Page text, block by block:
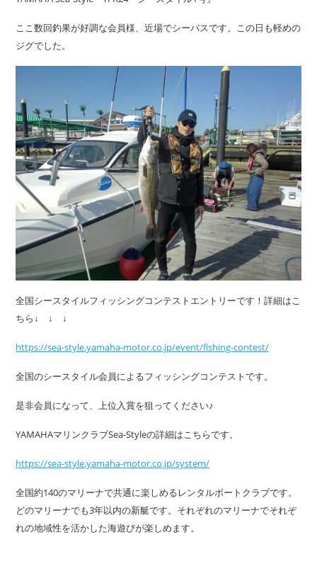
ここ数回釣果が好調な会員様、近場でシーバスです。この日も軽めの
ジグでした。
全国シースタイルフィッシングコンテストエントリーです！詳細はこ
ちら↓ ↓ ↓
https://sea-style.yamaha-motor.co.jp/event/fishing-contest/
全国のシースタイル会員によるフィッシングコンテストです。
是非会員になって、上位入賞を狙ってください♪
YAMAHAマリンクラブSea-Styleの詳細はこちらです。
https://sea-style.yamaha-motor.co.jp/system/
全国約140のマリーナで共通に楽しめるレンタルボートクラブです。
どのマリーナでも3年以内の新艇です。それぞれのマリーナでそれぞ
れの地域性を活かした海遊びが楽しめます。